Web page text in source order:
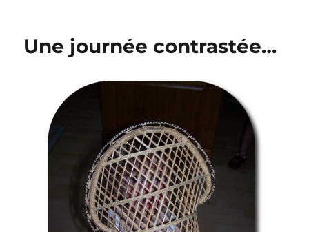
Une journée contrastée…